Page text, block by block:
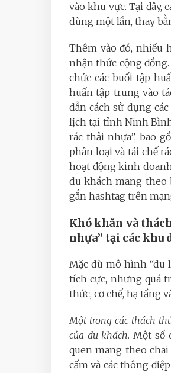
vào khu vực. Tại đây,
dùng một lần, thay
Thêm vào đó, nhiều
nhận thức cộng
chức các buổi tập
huấn tập trung vào
dẫn cách sử dụng
lịch tại tỉnh Ninh
rác thải nhựa”, bao
phân loại và tái chế
hoạt động kinh
du khách mang theo
gắn hashtag trên
Khó khăn và
nhựa” tại các
Mặc dù mô hình “du
tích cực, nhưng quá
thức, cơ chế, hạ tầng
Một trong các thách
của du khách.Một số
quen mang theo
cấm và các thông